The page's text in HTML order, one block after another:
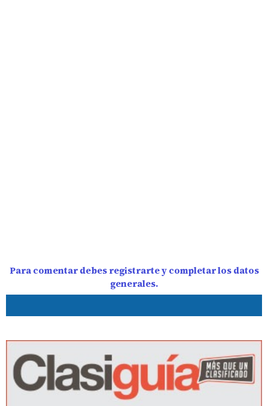
Para comentar debes registrarte y completar los datos
generales.